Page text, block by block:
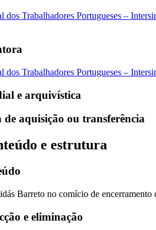
dos Trabalhadores Portugueses –
dos Trabalhadores Portugueses –
e arquivística
de aquisição ou transferência
e estrutura
Barreto no comício de
e eliminação